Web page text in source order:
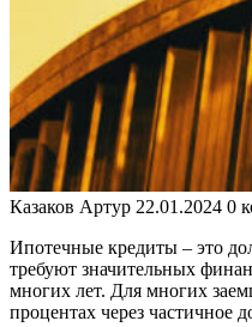
Казаков Артур 22.01.2024 0
Ипотечные кредиты – это
требуют значительных
многих лет. Для многих
процентах через частичное